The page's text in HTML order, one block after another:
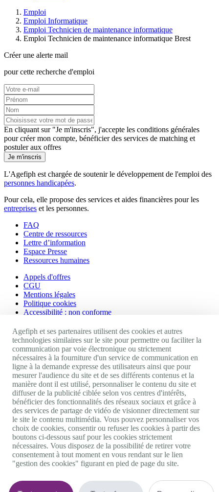
Emploi
Emploi Informatique
Emploi Technicien de maintenance informatique
Emploi Technicien de maintenance informatique Brest
Créer une alerte mail
pour cette recherche d'emploi
En cliquant sur "Je m'inscris", j'accepte les conditions générales
pour créer mon compte, bénéficier des services de matching et
postuler aux offres
Je m'inscris
L'Agefiph est chargée de soutenir le développement de l'emploi des
personnes handicapées.
Pour cela, elle propose des services et aides financières pour les
entreprises et les personnes.
FAQ
Centre de ressources
Lettre d’information
Espace Presse
Ressources humaines
Appels d'offres
CGU
Mentions légales
Politique cookies
Accessibilité : non conforme
Nos autres sites
Site portail Agefiph
Activateur de progrès
Handinnov
Innovation et recherche
Université du RRH
Service AppuiPro
Nous suivre
Youtube
Linkedin
Facebook
Twitter
0 800 11 10 09Services & appel gratuitsDe 9h à 18h.
Agefiph et ses partenaires utilisent des cookies et autres
technologies similaires sur le site pour permettre ou faciliter la
communication par voie électronique ou strictement
nécessaires à la fourniture d'un service de communication en
ligne à la demande expresse des utilisateurs ainsi que pour
mesurer l'audience du site et de ses différents contenus et la
manière dont il est utilisé, personnaliser le contenu du site et
diffuser de la publicité ciblée selon vos centres d'intérêts,
bénéficier des fonctionnalités des réseaux sociaux et grâce à
des services de partage de vidéo de visionner directement sur
le site le contenu multimédia. Vous pouvez personnaliser vos
choix de cookies, consentir ou refuser les cookies à partir des
boutons ci-dessous sauf pour les cookies strictement
nécessaires. Vous disposez de la possibilité de retirer votre
consentement à tout moment en vous rendant sur le lien
"gestion des cookies" figurant en pied de page du site.